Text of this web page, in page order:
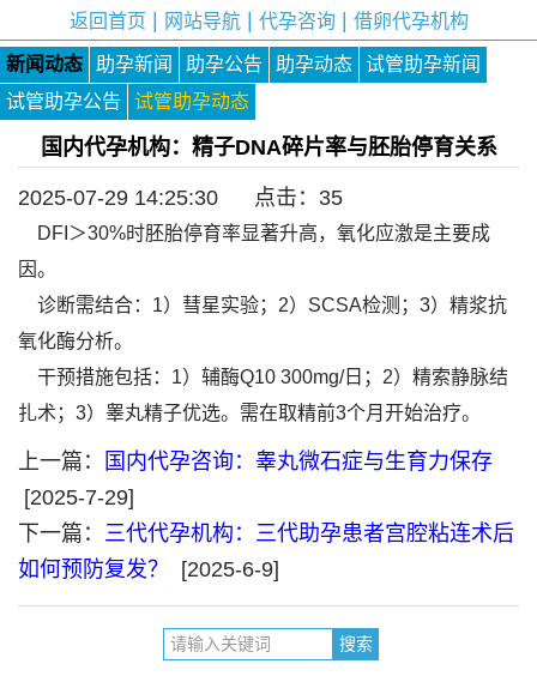
返回首页 网站导航| 代孕咨询 借卵代孕机构
新闻动态 助孕新闻 助孕公告 助孕动态
试管助孕新闻
试管助孕公告
试管助孕动态
国内代孕机构：精子DNA碎片率与胚胎停育关系
2025-07-29 14:25:30 点击： 35
DFI＞30%时胚胎停育率显著升高，氧化应激是主要成
因。
诊断需结合：1）彗星实验；2）SCSA检测；3）精浆抗
氧化酶分析。
干预措施包括：1）辅酶Q10 300mg/日；2）精索静脉结
扎术；3）睾丸精子优选。需在取精前3个月开始治疗。
上一篇：
国内代孕咨询：睾丸微石症与生育力保存
[2025-7-29]
下一篇： 三代代孕机构：三代助孕患者宫腔粘连术后
如何预防复发？
[2025-6-9]